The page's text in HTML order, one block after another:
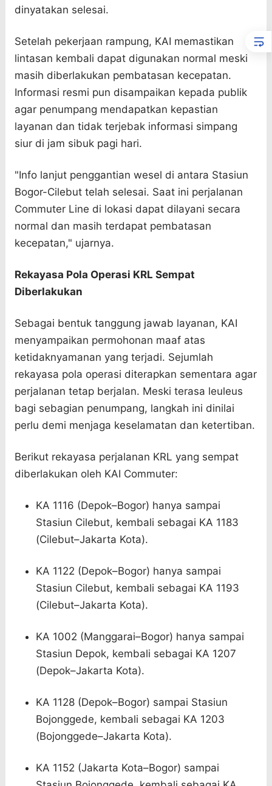
dinyatakan selesai.
Setelah pekerjaan rampung, KAI memastikan
lintasan kembali dapat digunakan normal meski
masih diberlakukan pembatasan kecepatan.
Informasi resmi pun disampaikan kepada publik
agar penumpang mendapatkan kepastian
layanan dan tidak terjebak informasi simpang
siur di jam sibuk pagi hari.
"Info lanjut penggantian wesel di antara Stasiun
Bogor-Cilebut telah selesai. Saat ini perjalanan
Commuter Line di lokasi dapat dilayani secara
normal dan masih terdapat pembatasan
kecepatan," ujarnya.
Rekayasa Pola Operasi KRL Sempat
Diberlakukan
Sebagai bentuk tanggung jawab layanan, KAI
menyampaikan permohonan maaf atas
ketidaknyamanan yang terjadi. Sejumlah
rekayasa pola operasi diterapkan sementara agar
perjalanan tetap berjalan. Meski terasa leuleus
bagi sebagian penumpang, langkah ini dinilai
perlu demi menjaga keselamatan dan ketertiban.
Berikut rekayasa perjalanan KRL yang sempat
diberlakukan oleh KAI Commuter:
KA 1116 (Depok–Bogor) hanya sampai
Stasiun Cilebut, kembali sebagai KA 1183
(Cilebut–Jakarta Kota).
KA 1122 (Depok–Bogor) hanya sampai
Stasiun Cilebut, kembali sebagai KA 1193
(Cilebut–Jakarta Kota).
KA 1002 (Manggarai–Bogor) hanya sampai
Stasiun Depok, kembali sebagai KA 1207
(Depok–Jakarta Kota).
KA 1128 (Depok–Bogor) sampai Stasiun
Bojonggede, kembali sebagai KA 1203
(Bojonggede–Jakarta Kota).
KA 1152 (Jakarta Kota–Bogor) sampai